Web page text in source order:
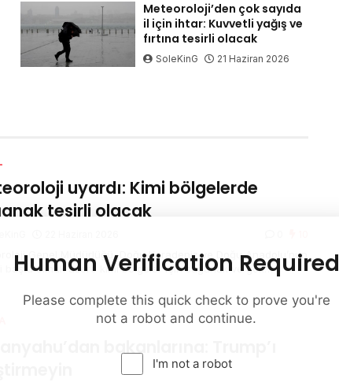
Meteoroloji’den çok sayıda
il için ihtar: Kuvvetli yağış ve
fırtına tesirli olacak
SoleKinG 21 Haziran 2026
uyardı: Kimi bölgelerde
tesirli olacak
Genel Müdürlüğü, Doğu Karadeniz ve Doğu Anadolu’nun
başta olmak üzere kimi bölgeler için sağanak ve gök
Ege kıyılarında ise kuvvetli rüzgar bekleniyor.
bakanlarına: Trump’ı
Human Verification Required
Please complete this quick check to prove you're
not a robot and continue.
I'm not a robot